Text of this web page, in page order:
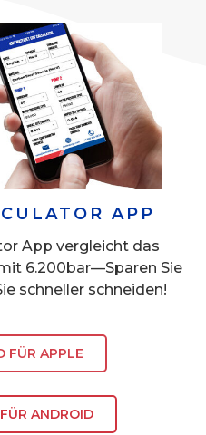
APP
App vergleicht das
6.200bar—Sparen Sie
schneller schneiden!
FÜR APPLE
ANDROID